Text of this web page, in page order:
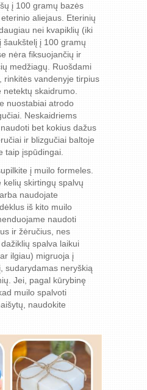
į 100 gramų bazės
aliejaus. Eterinių
nei kvapiklių (iki
šaukštelį į 100 gramų
nėra fiksuojančių ir
medžiagų. Ruošdami
rinkitės vandenyje tirpius
skaidrumo.
nuostabiai atrodo
Neskaidriems
bet kokius dažus
ir blizgučiai baltoje
taip įspūdingai.
į muilo formeles.
kelių skirtingų spalvų
naudojate
iš kito muilo
naudoti
ir žėručius, nes
spalva laikui
ilgiau) migruoja į
sudarydamas neryškią
Jei, pagal kūrybinę
muilo spalvoti
naudokite